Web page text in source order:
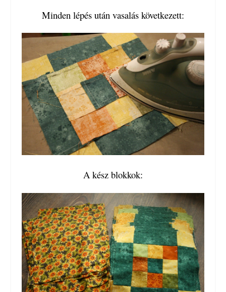
Minden lépés után vasalás következett:
A kész blokkok: